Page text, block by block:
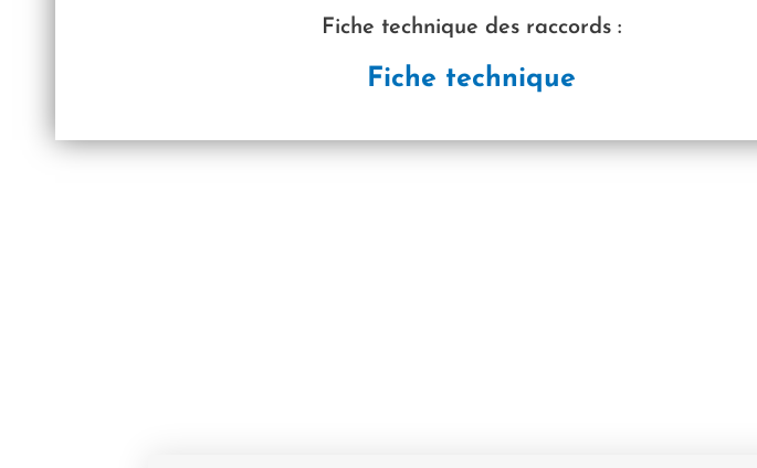
Fiche technique des raccords :
Fiche technique